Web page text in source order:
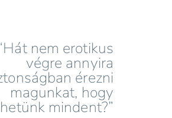
nem erotikus
végre annyira
érezni
magunkat, hogy
mindent?”